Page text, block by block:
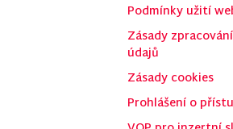
Podmínky užití
Zásady
údajů
Zásady cookies
Prohlášení o